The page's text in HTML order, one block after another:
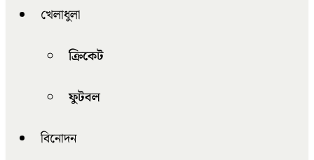
খেলাধুলা
ক্রিকেট
ফুটবল
বিনোদন